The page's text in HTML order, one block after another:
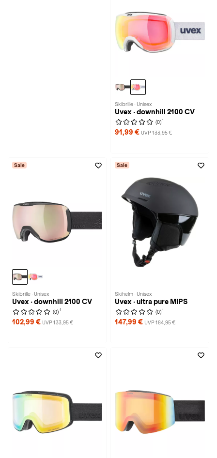
Skibrille · Unisex
Uvex · downhill 2100 CV
(0) 1
91,99 € UVP 133,95 €
Sale
Skibrille · Unisex
Uvex · downhill 2100 CV
(0) 1
102,99 € UVP 133,95 €
Sale
Skihelm · Unisex
Uvex · ultra pure MIPS
(0) 1
147,99 € UVP 184,95 €